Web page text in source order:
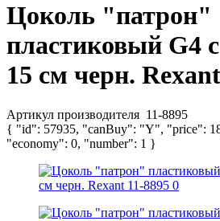
Цоколь "патрон"
пластиковый G4
15 см черн.
Артикул производителя 11-8895
{ "id": 57935, "canBuy": "Y", "price":
"economy": 0, "number": 1 }